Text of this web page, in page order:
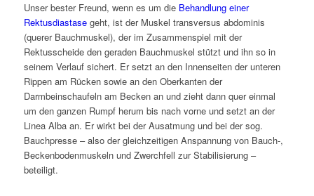
Unser bester Freund, wenn es um die Behandlung einer
Rektusdiastasegeht, ist der Muskel transversus abdominis
(querer Bauchmuskel), der im Zusammenspiel mit der
Rektusscheide den geraden Bauchmuskel stützt und ihn so in
seinem Verlauf sichert. Er setzt an den Innenseiten der unteren
Rippen am Rücken sowie an den Oberkanten der
Darmbeinschaufeln am Becken an und zieht dann quer einmal
um den ganzen Rumpf herum bis nach vorne und setzt an der
Linea Alba an. Er wirkt bei der Ausatmung und bei der sog.
Bauchpresse – also der gleichzeitigen Anspannung von Bauch-,
Beckenbodenmuskeln und Zwerchfell zur Stabilisierung –
beteiligt.